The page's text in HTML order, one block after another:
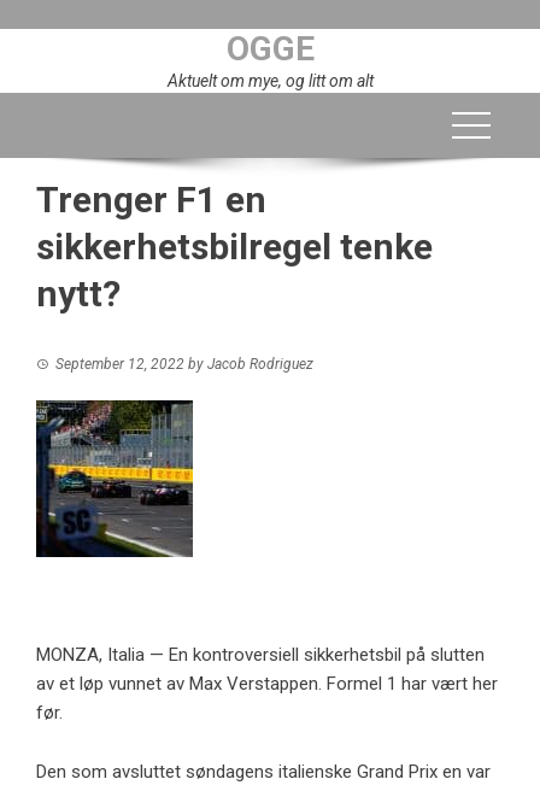
OGGE
Aktuelt om mye, og litt om alt
Trenger F1 en
sikkerhetsbilregel tenke
nytt?
September 12, 2022 by Jacob Rodriguez
MONZA, Italia — En kontroversiell sikkerhetsbil på slutten
av et løp vunnet av Max Verstappen. Formel 1 har vært her
før.
Den som avsluttet søndagens italienske Grand Prix en var